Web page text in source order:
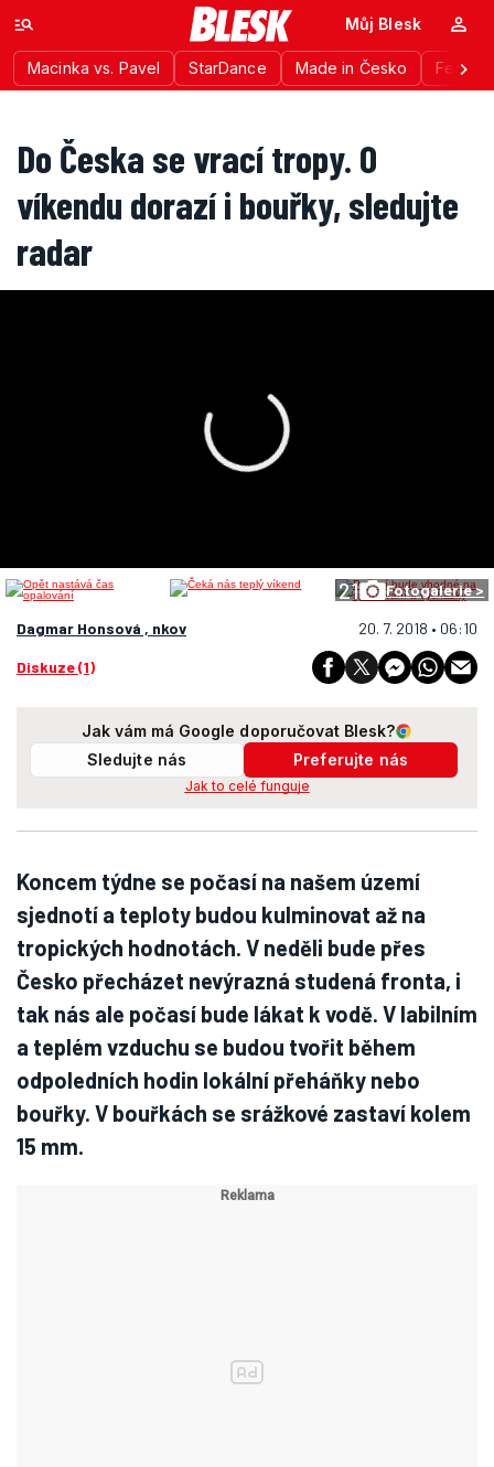
Macinka vs. Pavel StarDance Made in Česko
Můj Blesk
Do Česka se vrací tropy. O
víkendu dorazí i bouřky, sledujte
radar
21 Fotogalerie >
Dagmar Honsová , nkov 20. 7. 2018 • 06:10
Diskuze (1)
Jak vám má Google doporučovat Blesk?
Sledujte nás
Preferujte nás
Jak to celé funguje
Koncem týdne se počasí na našem území
sjednotí a teploty budou kulminovat až na
tropických hodnotách. V neděli bude přes
Česko přecházet nevýrazná studená fronta, i
tak nás ale počasí bude lákat k vodě. V labilním
a teplém vzduchu se budou tvořit během
odpoledních hodin lokální přeháňky nebo
bouřky. V bouřkách se srážkové zastaví kolem
15 mm.